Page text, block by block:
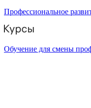
Профессиональное
Обучение для смены